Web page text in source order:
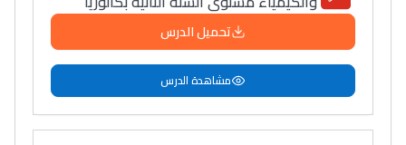
Lycée Maroc
تحميل الدرس
مشاهدة الدرس